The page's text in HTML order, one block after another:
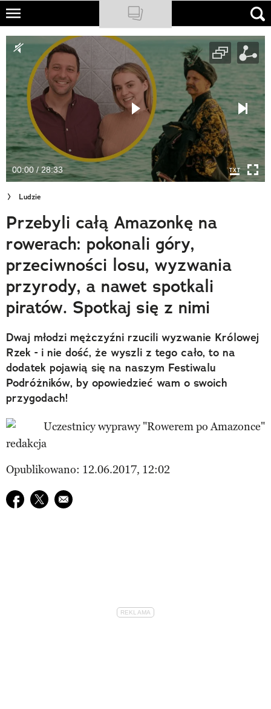
Skip
main
content
NATIONAL GEOGRAPHIC
TRAVELER
PODCASTY
Sklep
Newsletter
Cuda Polski
Wielki Konkurs Fotograficzny
Trendbook Podróżniczy
Polecane
00:00 / 28:33
Ludzie
Przebyli całą Amazonkę na
rowerach: pokonali góry,
przeciwności losu, wyzwania
przyrody, a nawet spotkali
piratów. Spotkaj się z nimi
Dwaj młodzi mężczyźni rzucili wyzwanie Królowej
Rzek - i nie dość, że wyszli z tego cało, to na
dodatek pojawią się na naszym Festiwalu
Podróżników, by opowiedzieć wam o swoich
przygodach!
redakcja
Opublikowano: 12.06.2017, 12:02
Udostępnij na facebook
Udostępnij na twitter
E-mail do przyjaciela